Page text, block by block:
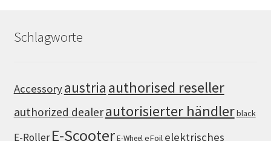
Schlagworte
Accessoryaustria authorised reseller
authorized dealerautorisierter händlerblack
E-Roller E-ScooterE-WheeleFoil elektrisches